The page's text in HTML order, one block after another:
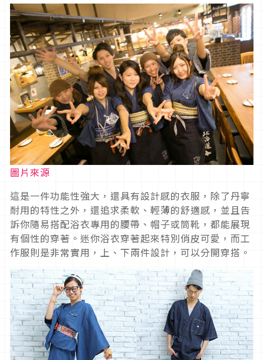
圖片來源
這是一件功能性強大，還具有設計感的衣服，除了丹寧
耐用的特性之外，還追求柔軟、輕薄的舒適感，並且告
訴你隨易搭配浴衣專用的腰帶、帽子或筒靴，都能展現
有個性的穿著。迷你浴衣穿著起來特別俏皮可愛，而工
作服則是非常實用，上、下兩件設計，可以分開穿搭。